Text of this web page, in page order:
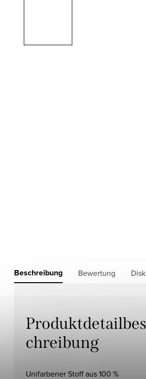
Beschreibung Bewertung
Produktdetailbes
chreibung
Unifarbener Stoff aus 100 %